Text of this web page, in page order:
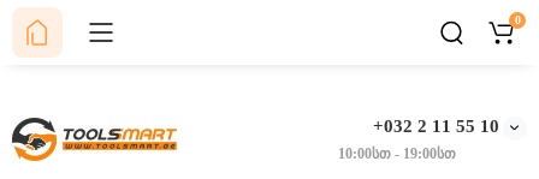
+032 2 11 55 10
10:00სთ - 19:00სთ
0